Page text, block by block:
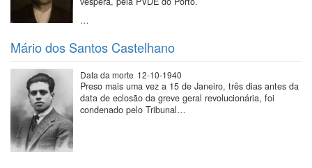
…
Mário dos Santos Castelhano
Data da morte 12-10-1940
Preso mais uma vez a 15 de Janeiro, três dias antes da
data de eclosão da greve geral revolucionária, foi
condenado pelo Tribunal…